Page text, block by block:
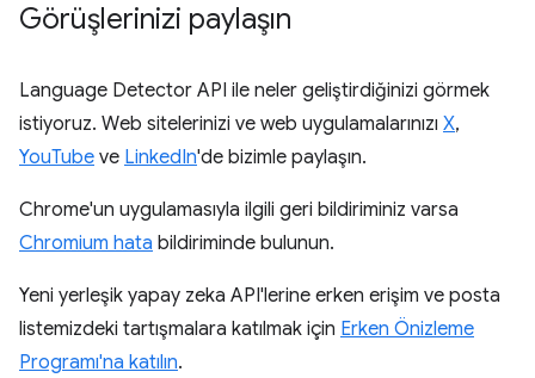
Görüşlerinizi paylaşın
Language Detector API ile neler geliştirdiğinizi görmek
istiyoruz. Web sitelerinizi ve web uygulamalarınızı X,
YouTube ve LinkedIn'de bizimle paylaşın.
Chrome'un uygulamasıyla ilgili geri bildiriminiz varsa
Chromium hata bildiriminde bulunun.
Yeni yerleşik yapay zeka API'lerine erken erişim ve posta
listemizdeki tartışmalara katılmak için Erken Önizleme
Programı'na katılın.